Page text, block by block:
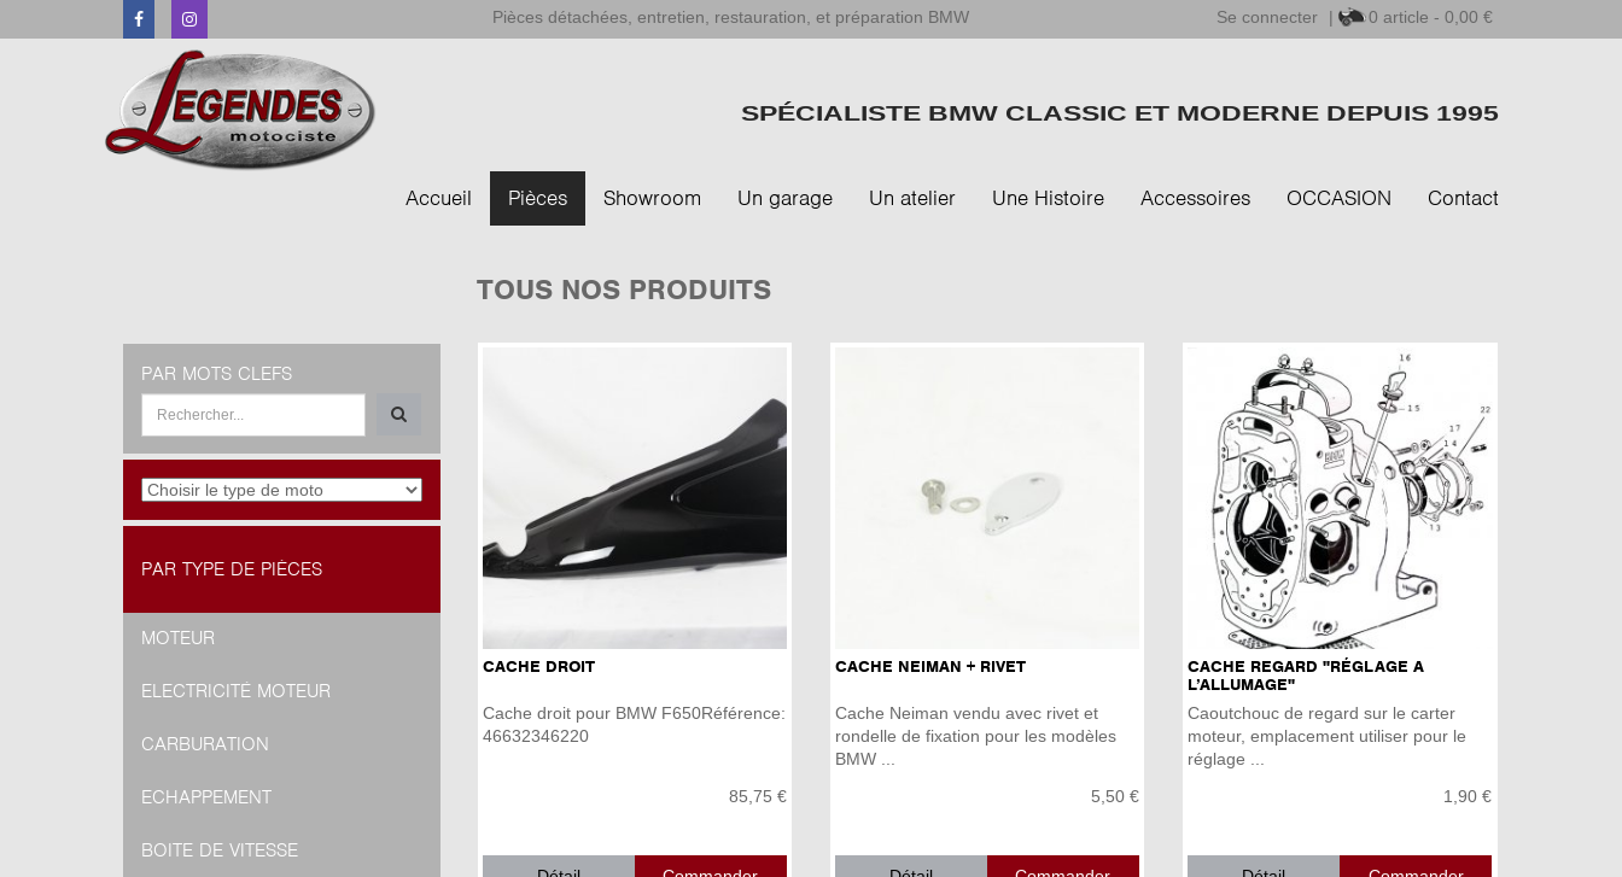
FacebookInstagram Pièces détachées, entretien, restauration, et préparation BMW Se connecter | 0 article - 0,00 €
SPÉCIALISTE BMW CLASSIC ET MODERNE DEPUIS 1995
Accueil Pièces Showroom Un garage Un atelier Une Histoire Accessoires OCCASION Contact
TOUS NOS PRODUITS
CACHE DROIT
Cache droit pour BMW F650Référence:
46632346220
85,75 €
CACHE NEIMAN + RIVET
Cache Neiman vendu avec rivet et
rondelle de fixation pour les modèles
BMW ...
5,50 €
CACHE REGARD "RÉGLAGE A
L’ALLUMAGE"
Caoutchouc de regard sur le carter
moteur, emplacement utiliser pour le
réglage ...
1,90 €
PAR MOTS CLEFS
PAR TYPE DE PIÈCES
MOTEUR
ELECTRICITÉ MOTEUR
CARBURATION
ECHAPPEMENT
BOITE DE VITESSE